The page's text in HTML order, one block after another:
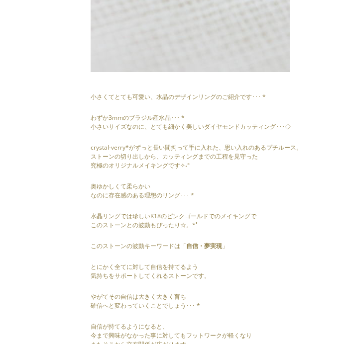
小さくてとても可愛い、水晶のデザインリングのご紹介です･･･ *
わずか3mmのブラジル産水晶･･･ *
小さいサイズなのに、とても細かく美しいダイヤモンドカッティング･･･◇
crystal-verry*がずっと長い間拘って手に入れた、思い入れのあるプチルース。
ストーンの切り出しから、カッティングまでの工程を見守った
究極のオリジナルメイキングです✧˖°
奥ゆかしくて柔らかい
なのに存在感のある理想のリング･･･ *
水晶リングでは珍しいK18のピンクゴールドでのメイキングで
このストーンとの波動もぴったり☆。*ﾟ
このストーンの波動キーワードは「自信・夢実現」
とにかく全てに対して自信を持てるよう
気持ちをサポートしてくれるストーンです。
やがてその自信は大きく大きく育ち
確信へと変わっていくことでしょう･･･ *
自信が持てるようになると、
今まで興味がなかった事に対してもフットワークが軽くなり